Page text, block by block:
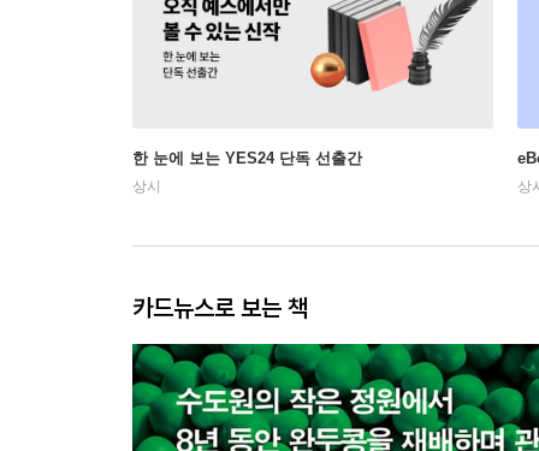
한 눈에 보는 YES24 단독 선출간
상시 상
카드뉴스로 보는 책